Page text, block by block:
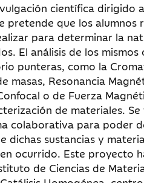
científica dirigido
pretende que los alumnos
para determinar la
El análisis de los mismos
punteras, como la
masas, Resonancia
o de Fuerza
de materiales.
colaborativa para poder
dichas sustancias y
ocurrido. Este proyecto
de Ciencias de